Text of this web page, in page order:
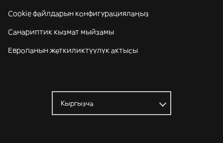
Cookie файлдарын конфигурациялаңыз
Санариптик кызмат мыйзамы
Европанын жеткиликтүүлүк актысы